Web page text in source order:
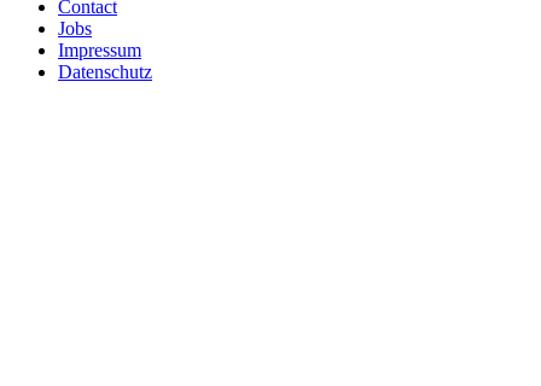
Contact
Jobs
Impressum
Datenschutz